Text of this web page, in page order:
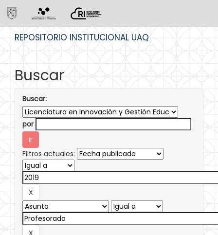
REPOSITORIO INSTITUCIONAL UAQ
Buscar
Buscar:
por
Filtros actuales: